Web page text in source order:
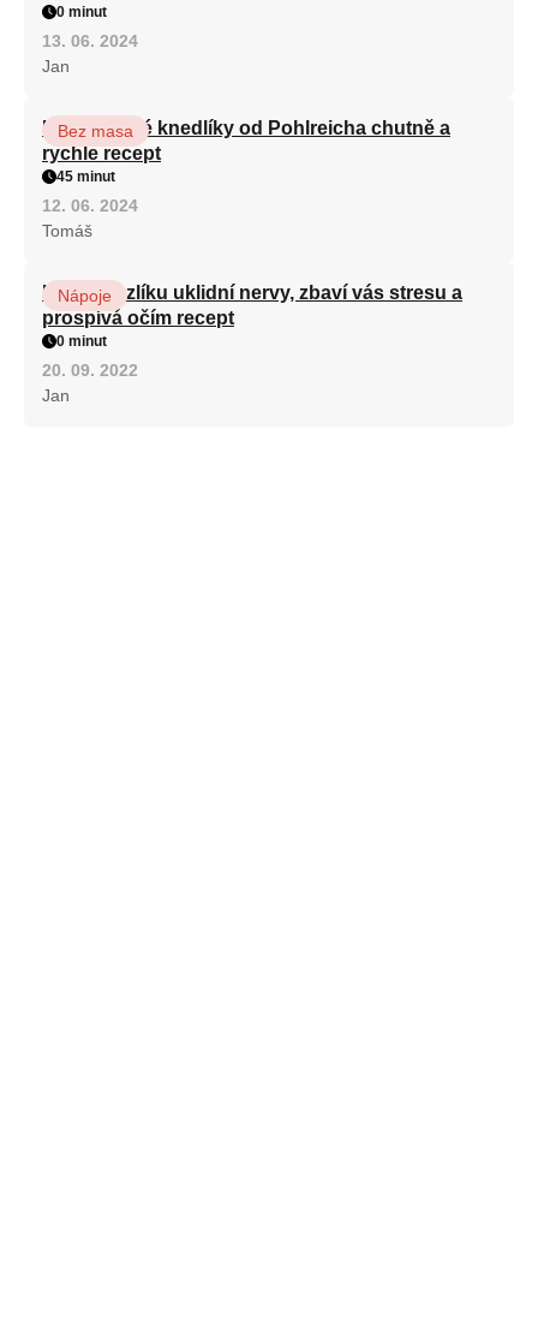
0 minut
13. 06. 2024
Jan
Karlovarské knedlíky od Pohlreicha chutně a
rychle recept
Bez masa
45 minut
12. 06. 2024
Tomáš
Kořen kozlíku uklidní nervy, zbaví vás stresu a
prospívá očím recept
Nápoje
0 minut
20. 09. 2022
Jan